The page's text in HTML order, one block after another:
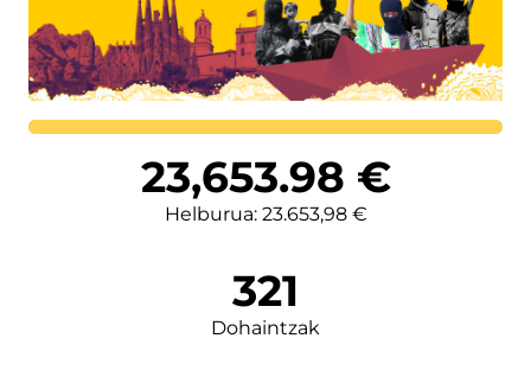
Lortutakoa
23,653.98 €
Helburua: 23.653,98 €
321
Dohaintzak